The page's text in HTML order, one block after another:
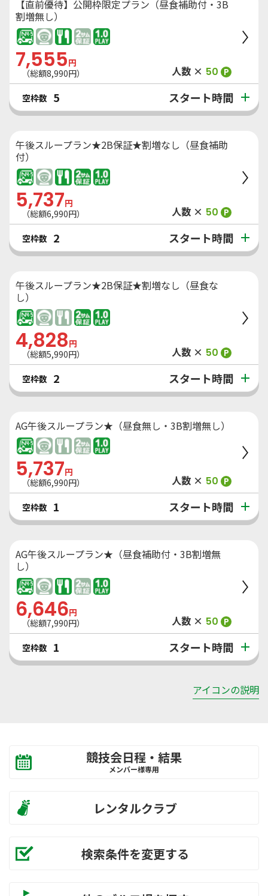
【直前優待】公開枠限定プラン（昼食補助付・3B
割増無し）
7,555円
（総額8,990円） 人数 × 50 P
空枠数 5 スタート時間
午後スループラン★2B保証★割増なし（昼食補助
付）
5,737円
（総額6,990円） 人数 × 50 P
空枠数 2 スタート時間
午後スループラン★2B保証★割増なし（昼食な
し）
4,828円
（総額5,990円） 人数 × 50 P
空枠数 2 スタート時間
AG午後スループラン★（昼食無し・3B割増無し）
5,737円
（総額6,990円） 人数 × 50 P
空枠数 1 スタート時間
AG午後スループラン★（昼食補助付・3B割増無
し）
6,646円
（総額7,990円） 人数 × 50 P
空枠数 1 スタート時間
アイコンの説明
競技会日程・結果
メンバー様専用
レンタルクラブ
検索条件を変更する